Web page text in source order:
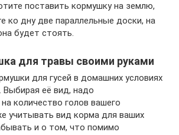
поставить кормушку на землю,
ко дну две параллельные доски, на
будет стоять.
для травы своими руками
для гусей в домашних условиях
Выбирая её вид, надо
количество голов вашего
учитывать вид корма для ваших
и о том, что помимо